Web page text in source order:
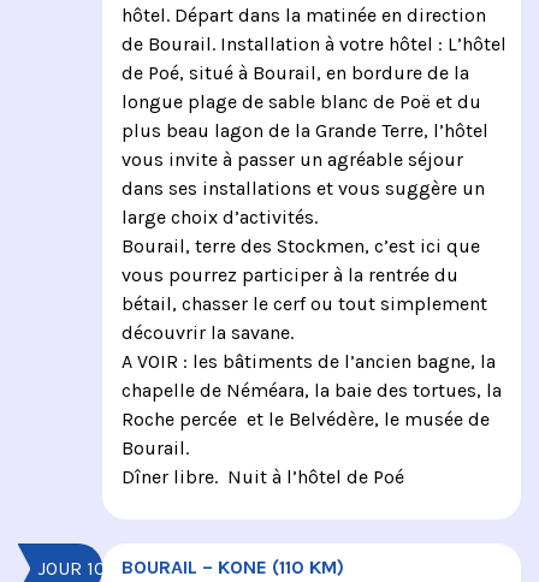
hôtel. Départ dans la matinée en direction
de Bourail. Installation à votre hôtel : L’hôtel
de Poé, situé à Bourail, en bordure de la
longue plage de sable blanc de Poë et du
plus beau lagon de la Grande Terre, l’hôtel
vous invite à passer un agréable séjour
dans ses installations et vous suggère un
large choix d’activités.
Bourail, terre des Stockmen, c’est ici que
vous pourrez participer à la rentrée du
bétail, chasser le cerf ou tout simplement
découvrir la savane.
A VOIR : les bâtiments de l’ancien bagne, la
chapelle de Néméara, la baie des tortues, la
Roche percée et le Belvédère, le musée de
Bourail.
Dîner libre. Nuit à l’hôtel de Poé
JOUR 10
BOURAIL – KONE (110 KM)